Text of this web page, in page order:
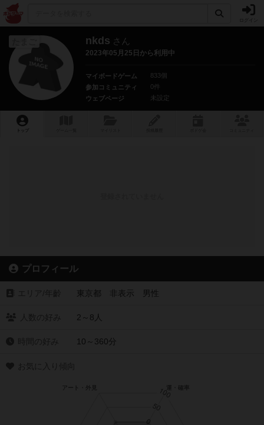
nkds さん
2023年05月25日から利用中
マイボードゲーム
833個
参加コミュニティ
0件
ウェブページ
未設定
トップ
プロフィール
東京都 非表示 男性
2～8人
10～360分